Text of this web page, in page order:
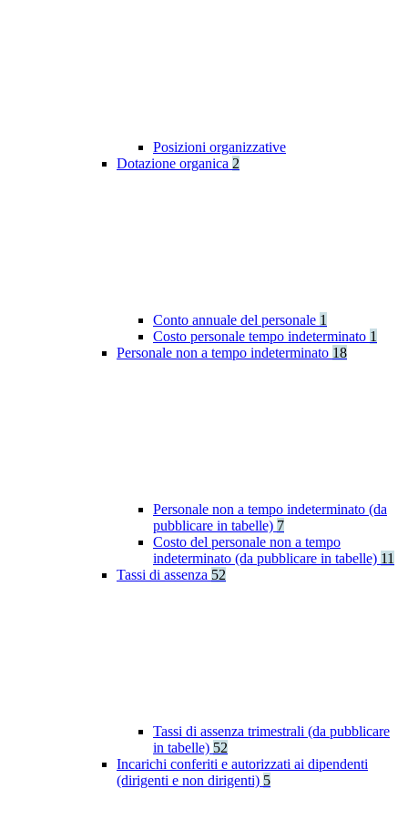
Posizioni organizzative
Dotazione organica 2
Conto annuale del personale 1
Costo personale tempo indeterminato 1
Personale non a tempo indeterminato 18
Personale non a tempo indeterminato (da
pubblicare in tabelle) 7
Costo del personale non a tempo
indeterminato (da pubblicare in tabelle) 11
Tassi di assenza 52
Tassi di assenza trimestrali (da pubblicare
in tabelle) 52
Incarichi conferiti e autorizzati ai dipendenti
(dirigenti e non dirigenti) 5